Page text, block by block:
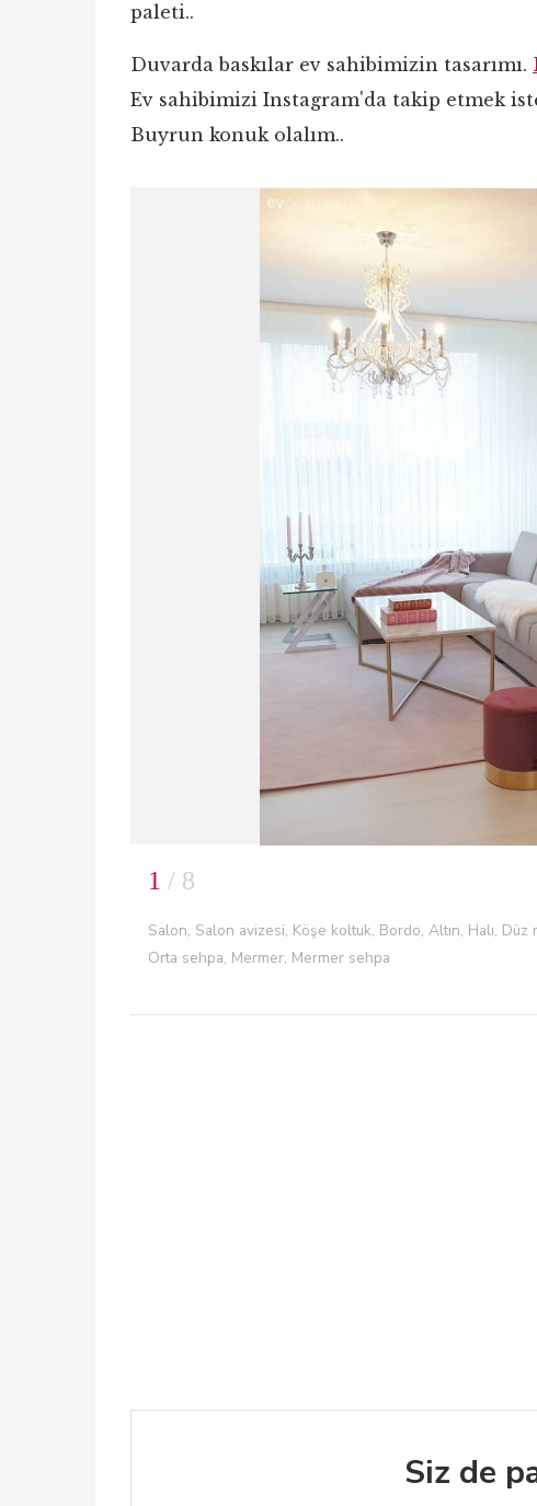
paleti..
Duvarda baskılar ev sahibimizin tasarımı.
Ev sahibimizi Instagram'da takip etmek
Buyrun konuk olalım..
1 / 8
Salon, Salon avizesi, Köşe koltuk, Bordo, Altın, Halı,
Orta sehpa, Mermer, Mermer sehpa
Siz de